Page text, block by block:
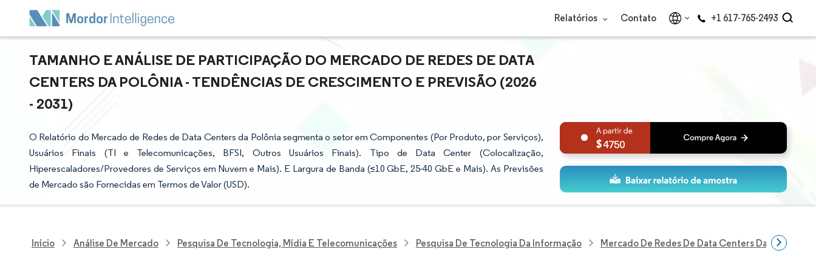
Relatórios Contato +1 617-765-2493
TAMANHO E ANÁLISE DE PARTICIPAÇÃO DO MERCADO DE REDES DE DATA
CENTERS DA POLÔNIA - TENDÊNCIAS DE CRESCIMENTO E PREVISÃO (2026
- 2031)
O Relatório do Mercado de Redes de Data Centers da Polônia segmenta o setor em Componentes (Por Produto, por Serviços),
Usuários Finais (TI e Telecomunicações, BFSI, Outros Usuários Finais). Tipo de Data Center (Colocalização,
Hiperescaladores/Provedores de Serviços em Nuvem e Mais). E Largura de Banda (≤10 GbE, 25-40 GbE e Mais). As Previsões
de Mercado são Fornecidas em Termos de Valor (USD).
4750
Início Análise De Mercado Pesquisa De Tecnologia, Mídia E Telecomunicações Pesquisa De Tecnologia Da Informação Mercado De Redes De Data Centers Da Polônia